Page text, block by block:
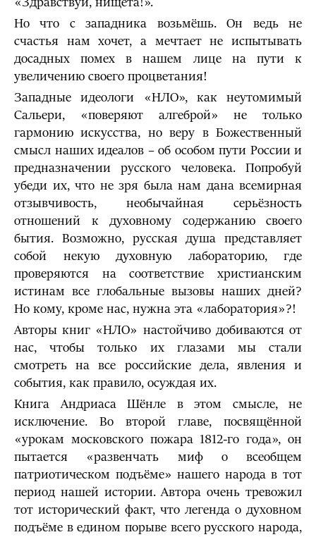
Но что с западника возьмёшь. Он ведь не
счастья нам хочет, а мечтает не испытывать
досадных помех в нашем лице на пути к
увеличению своего процветания!
Западные идеологи «НЛО», как неутомимый
Сальери, «поверяют алгеброй» не только
гармонию искусства, но веру в Божественный
смысл наших идеалов – об особом пути России и
предназначении русского человека. Попробуй
убеди их, что не зря была нам дана всемирная
отзывчивость, необычайная серьёзность
отношений к духовному содержанию своего
бытия. Возможно, русская душа представляет
собой некую духовную лабораторию, где
проверяются на соответствие христианским
истинам все глобальные вызовы наших дней?
Но кому, кроме нас, нужна эта «лаборатория»?!
Авторы книг «НЛО» настойчиво добиваются от
нас, чтобы только их глазами мы стали
смотреть на все российские дела, явления и
события, как правило, осуждая их.
Книга Андриаса Шёнле в этом смысле, не
исключение. Во второй главе, посвящённой
«урокам московского пожара 1812-го года», он
пытается «развенчать миф о всеобщем
патриотическом подъёме» нашего народа в тот
период нашей истории. Автора очень тревожил
тот исторический факт, что легенда о духовном
подъёме в едином порыве всего русского народа,